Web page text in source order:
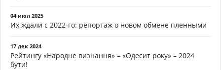
04 июл 2025
Их ждали с 2022-го: репортаж о новом обмене пленными
17 дек 2024
Рейтингу «Народне визнання» – «Одесит року» – 2024
бути!